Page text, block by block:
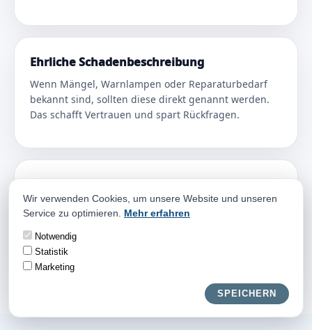
Ehrliche Schadenbeschreibung
Wenn Mängel, Warnlampen oder Reparaturbedarf
bekannt sind, sollten diese direkt genannt werden.
Das schafft Vertrauen und spart Rückfragen.
Sie entscheiden erst nach dem Angebot, ob Sie den
Verkauf möchten. Für den Autoankauf muss nichts
vorschnell unterschrieben werden.
Wir verwenden Cookies, um unsere Website und unseren
Service zu optimieren. Mehr erfahren
Notwendig
Statistik
Marketing
SPEICHERN